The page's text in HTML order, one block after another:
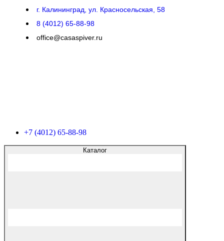
г. Калининград, ул. Красносельская, 58
8 (4012) 65-88-98
office@casaspiver.ru
+7 (4012) 65-88-98
Каталог